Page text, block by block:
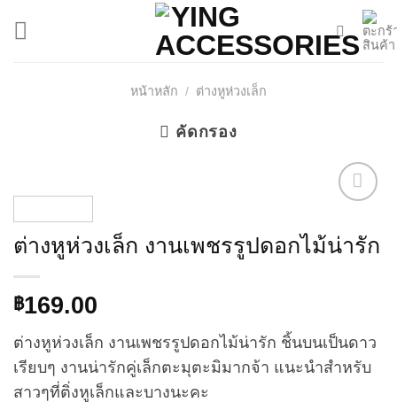
หน้าหลัก / ต่างหูห่วงเล็ก
คัดกรอง
Add to
ต่างหูห่วงเล็ก งานเพชรรูปดอกไม้น่ารัก
฿169.00
ต่างหูห่วงเล็ก งานเพชรรูปดอกไม้น่ารัก ชิ้นบนเป็นดาว
เรียบๆ งานน่ารักคู่เล็กตะมุตะมิมากจ้า แนะนำสำหรับ
สาวๆที่ติ่งหูเล็กและบางนะคะ